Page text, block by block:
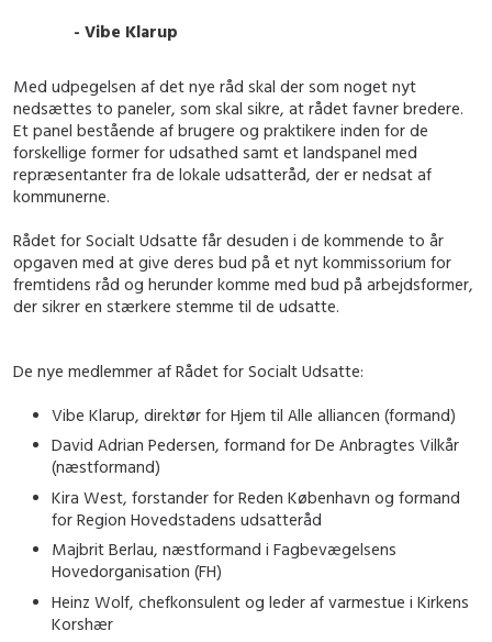
- Vibe Klarup
Med udpegelsen af det nye råd skal der som noget nyt
nedsættes to paneler, som skal sikre, at rådet favner bredere.
Et panel bestående af brugere og praktikere inden for de
forskellige former for udsathed samt et landspanel med
repræsentanter fra de lokale udsatteråd, der er nedsat af
kommunerne.
Rådet for Socialt Udsatte får desuden i de kommende to år
opgaven med at give deres bud på et nyt kommissorium for
fremtidens råd og herunder komme med bud på arbejdsformer,
der sikrer en stærkere stemme til de udsatte.
De nye medlemmer af Rådet for Socialt Udsatte:
Vibe Klarup, direktør for Hjem til Alle alliancen (formand)
David Adrian Pedersen, formand for De Anbragtes Vilkår
(næstformand)
Kira West, forstander for Reden København og formand
for Region Hovedstadens udsatteråd
Majbrit Berlau, næstformand i Fagbevægelsens
Hovedorganisation (FH)
Heinz Wolf, chefkonsulent og leder af varmestue i Kirkens
Korshær